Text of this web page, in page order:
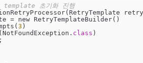
초기화 진행
= new RetryTemplateBuilder()
3 )
class )